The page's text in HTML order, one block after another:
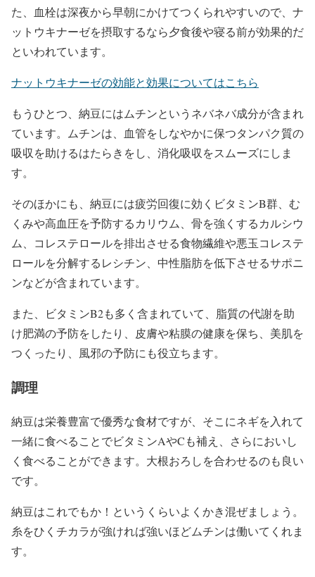
た、血栓は深夜から早朝にかけてつくられやすいので、ナ
ットウキナーゼを摂取するなら夕食後や寝る前が効果的だ
といわれています。
ナットウキナーゼの効能と効果についてはこちら
もうひとつ、納豆にはムチンというネバネバ成分が含まれ
ています。ムチンは、血管をしなやかに保つタンパク質の
吸収を助けるはたらきをし、消化吸収をスムーズにしま
す。
そのほかにも、納豆には疲労回復に効くビタミンB群、む
くみや高血圧を予防するカリウム、骨を強くするカルシウ
ム、コレステロールを排出させる食物繊維や悪玉コレステ
ロールを分解するレシチン、中性脂肪を低下させるサポニ
ンなどが含まれています。
また、ビタミンB2も多く含まれていて、脂質の代謝を助
け肥満の予防をしたり、皮膚や粘膜の健康を保ち、美肌を
つくったり、風邪の予防にも役立ちます。
調理
納豆は栄養豊富で優秀な食材ですが、そこにネギを入れて
一緒に食べることでビタミンAやCも補え、さらにおいし
く食べることができます。大根おろしを合わせるのも良い
です。
納豆はこれでもか！というくらいよくかき混ぜましょう。
糸をひくチカラが強ければ強いほどムチンは働いてくれま
す。